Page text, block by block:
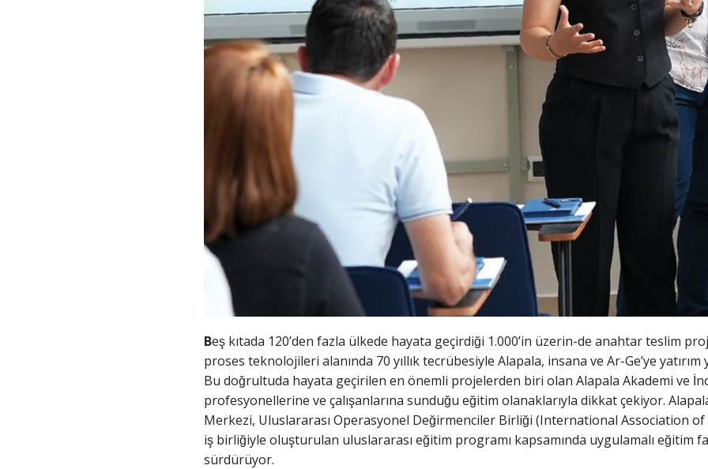
Beş kıtada 120’den fazla ülkede hayata geçirdiği 1.000’in üzerin-de anahtar teslim
proses teknolojileri alanında 70 yıllık tecrübesiyle Alapala, insana ve Ar-Ge’ye
Bu doğrultuda hayata geçirilen en önemli projelerden biri olan Alapala Akademi ve
profesyonellerine ve çalışanlarına sunduğu eğitim olanaklarıyla dikkat çekiyor.
Merkezi, Uluslararası Operasyonel Değirmenciler Birliği (International Association
iş birliğiyle oluşturulan uluslararası eğitim programı kapsamında uygulamalı eğitim
sürdürüyor.